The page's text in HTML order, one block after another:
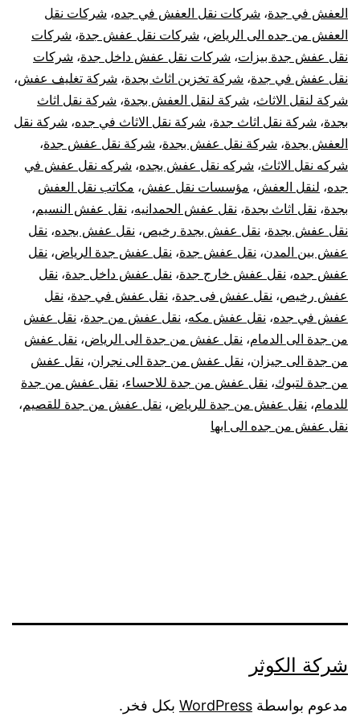
العفش في جدة، شركات نقل العفش في جده، شركات نقل
العفش من جده الى الرياض، شركات نقل عفش جدة، شركات
نقل عفش جدة بيزات، شركات نقل عفش داخل جدة، شركات
نقل عفش في جدة، شركة تخزين اثاث بجدة، شركة تغليف عفش،
شركة لنقل الاثاث، شركة لنقل العفش بجدة، شركة نقل اثاث
بجدة، شركة نقل اثاث جدة، شركة نقل الاثاث في جده، شركة نقل
العفش بجدة، شركة نقل عفش بجدة، شركة نقل عفش جدة،
شركه نقل الاثاث، شركه نقل عفش بجده، شركه نقل عفش في
جده، لنقل العفش، مؤسسات نقل عفش، مكاتب نقل العفش
بجدة، نقل اثاث بجدة، نقل عفش الحمدانيه، نقل عفش النسيم،
نقل عفش بجدة، نقل عفش بجدة رخيص، نقل عفش بجده، نقل
عفش بين المدن، نقل عفش جدة، نقل عفش جدة الرياض، نقل
عفش جده، نقل عفش خارج جدة، نقل عفش داخل جدة، نقل
عفش رخيص، نقل عفش فى جدة، نقل عفش في جدة، نقل
عفش في جده، نقل عفش مكه، نقل عفش من جدة، نقل عفش
من جدة الى الدمام، نقل عفش من جدة الى الرياض، نقل عفش
من جدة الى جيزان، نقل عفش من جدة الى نجران، نقل عفش
من جدة لتبوك، نقل عفش من جدة للاحساء، نقل عفش من جدة
للدمام، نقل عفش من جدة للرياض، نقل عفش من جدة للقصيم،
نقل عفش من جده الى ابها
شركة الكوثر
مدعوم بواسطة WordPress بكل فخر.